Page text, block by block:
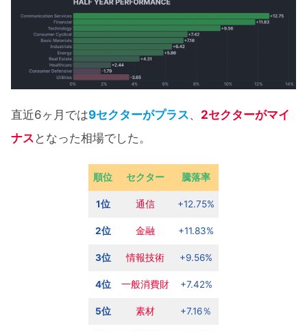
直近6ヶ月では9セクターがプラス、 2セクターがマイ
ナス となった相場でした。
順位 セクター 騰落率
1位 通信 +12.75%
2位 金融 +11.83%
3位 情報技術 +9.56%
4位 一般消費財 +7.42%
5位 素材 +7.16％